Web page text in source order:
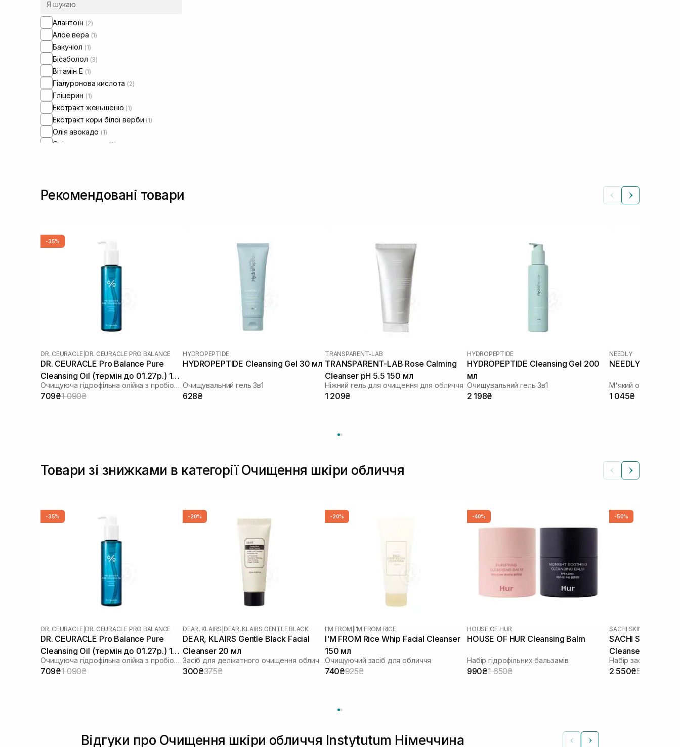
мікробіомом
Алантоїн (2)
Алое вера (1)
Бакучіол (1)
Бісаболол (3)
Вітамін Е (1)
Гіалуронова кислота (2)
Гліцерин (1)
Екстракт женьшеню (1)
Екстракт кори білої верби (1)
Олія авокадо (1)
Олія соняшнику (2)
Рекомендовані товари
-35%
DR. CEURACLE DR. CEURACLE PRO BALANCE
DR. CEURACLE Pro Balance Pure
Cleansing Oil (термін до 01.27р.) 155
мл
Очищуюча гідрофільна олійка з пробіотиками
709₴1 090₴
HYDROPEPTIDE
HYDROPEPTIDE Cleansing Gel 30 мл
Очищувальний гель 3в1
628₴
TRANSPARENT-LAB
TRANSPARENT-LAB Rose Calming
Cleanser pH 5.5 150 мл
Ніжний гель для очищення для обличчя
1 209₴
HYDROPEPTIDE
HYDROPEPTIDE Cleansing Gel 200
мл
Очищувальний гель 3в1
2 198₴
NEEDLY
NEEDLY Mild
М'який очищуючий
1 045₴
Товари зі знижками в категорії Очищення шкіри обличчя
-35%
DR. CEURACLE DR. CEURACLE PRO BALANCE
DR. CEURACLE Pro Balance Pure
Cleansing Oil (термін до 01.27р.) 155
мл
Очищуюча гідрофільна олійка з пробіотиками
709₴1 090₴
-20%
DEAR, KLAIRS DEAR, KLAIRS GENTLE BLACK
DEAR, KLAIRS Gentle Black Facial
Cleanser 20 мл
Засіб для делікатного очищення обличчя
300₴375₴
-20%
I'M FROM I'M FROM RICE
I'M FROM Rice Whip Facial Cleanser
150 мл
Очищуючий засіб для обличчя
740₴925₴
-40%
HOUSE OF HUR
HOUSE OF HUR Cleansing Balm
Набір гідрофільних бальзамів
990₴1 650₴
-50%
SACHI SKIN
SACHI SKIN
Cleanser 2 шт
2 550₴5 100₴
Відгуки про Очищення шкіри обличчя Instytutum Німеччина